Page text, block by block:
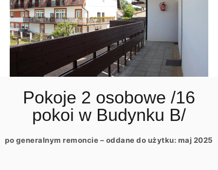
Pokoje 2 osobowe /16
pokoi w Budynku B/
po generalnym remoncie – oddane do użytku: maj 2025